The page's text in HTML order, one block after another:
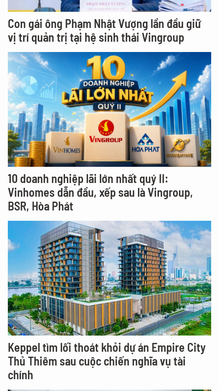
Con gái ông Phạm Nhật Vượng lần đầu giữ
vị trí quản trị tại hệ sinh thái Vingroup
10 doanh nghiệp lãi lớn nhất quý II:
Vinhomes dẫn đầu, xếp sau là Vingroup,
BSR, Hòa Phát
Keppel tìm lối thoát khỏi dự án Empire City
Thủ Thiêm sau cuộc chiến nghĩa vụ tài
chính